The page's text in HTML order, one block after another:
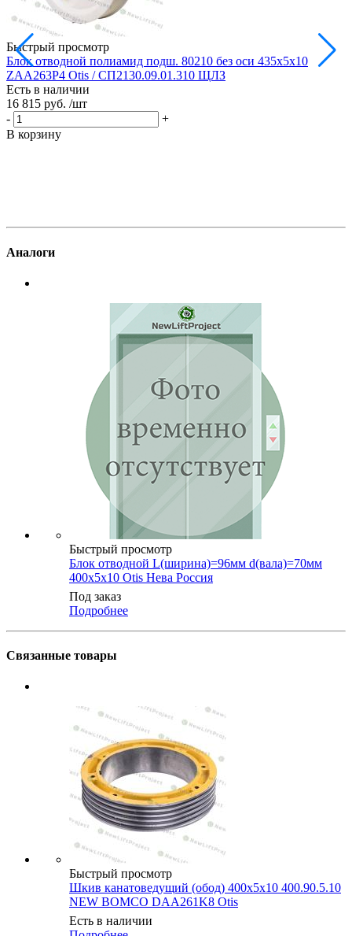
Быстрый просмотр
Блок отводной полиамид подш. 80210 без оси 435х5х10
ZAA263P4 Otis / СП2130.09.01.310 ЩЛЗ
Есть в наличии
16 815 руб. /шт
-
+
В корзину
Аналоги
Быстрый просмотр
Блок отводной L(ширина)=96мм d(вала)=70мм
400х5х10 Otis Нева Россия
Под заказ
Подробнее
Связанные товары
Быстрый просмотр
Шкив канатоведущий (обод) 400х5х10 400.90.5.10
NEW BOMCO DAA261K8 Otis
Есть в наличии